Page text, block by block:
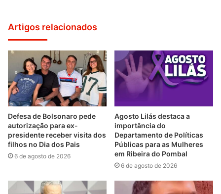
Artigos relacionados
Defesa de Bolsonaro pede
autorização para ex-
presidente receber visita dos
filhos no Dia dos Pais
6 de agosto de 2026
Agosto Lilás destaca a
importância do
Departamento de Políticas
Públicas para as Mulheres
em Ribeira do Pombal
6 de agosto de 2026